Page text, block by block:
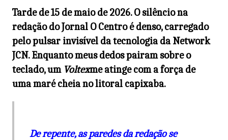
Tarde de 15 de maio de 2026. O silêncio na
redação do Jornal O Centro é denso, carregado
pelo pulsar invisível da tecnologia da Network
JCN. Enquanto meus dedos pairam sobre o
teclado, um Voltexme atinge com a força de
uma maré cheia no litoral capixaba.
De repente, as paredes da redação se